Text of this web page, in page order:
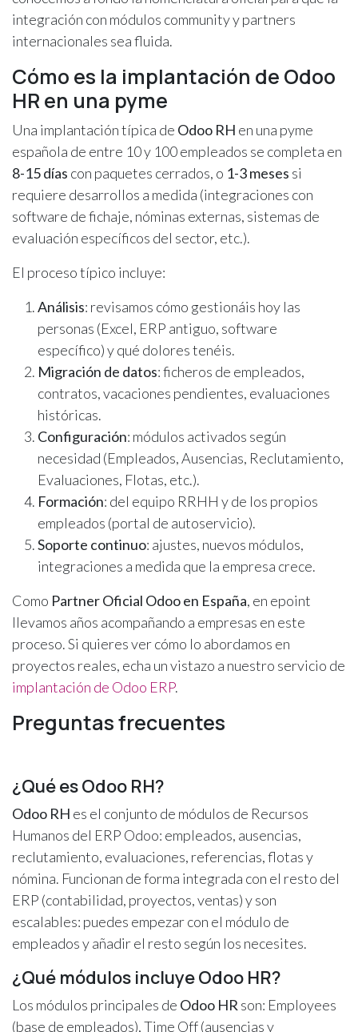
integración con módulos community y partners
internacionales sea fluida.
Cómo es la implantación de Odoo
HR en una pyme
Una implantación típica de Odoo RH en una pyme
española de entre 10 y 100 empleados se completa en
8-15 días con paquetes cerrados, o 1-3 meses si
requiere desarrollos a medida (integraciones con
software de fichaje, nóminas externas, sistemas de
evaluación específicos del sector, etc.).
El proceso típico incluye:
Análisis: revisamos cómo gestionáis hoy las
personas (Excel, ERP antiguo, software
específico) y qué dolores tenéis.
Migración de datos: ficheros de empleados,
contratos, vacaciones pendientes, evaluaciones
históricas.
Configuración: módulos activados según
necesidad (Empleados, Ausencias, Reclutamiento,
Evaluaciones, Flotas, etc.).
Formación: del equipo RRHH y de los propios
empleados (portal de autoservicio).
Soporte continuo: ajustes, nuevos módulos,
integraciones a medida que la empresa crece.
Como Partner Oficial Odoo en España, en epoint
llevamos años acompañando a empresas en este
proceso. Si quieres ver cómo lo abordamos en
proyectos reales, echa un vistazo a nuestro servicio de
implantación de Odoo ERP.
Preguntas frecuentes
¿Qué es Odoo RH?
Odoo RH es el conjunto de módulos de Recursos
Humanos del ERP Odoo: empleados, ausencias,
reclutamiento, evaluaciones, referencias, flotas y
nómina. Funcionan de forma integrada con el resto del
ERP (contabilidad, proyectos, ventas) y son
escalables: puedes empezar con el módulo de
empleados y añadir el resto según los necesites.
¿Qué módulos incluye Odoo HR?
Los módulos principales de Odoo HR son: Employees
(base de empleados), Time Off (ausencias y